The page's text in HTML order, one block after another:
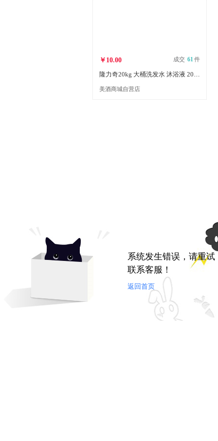
￥10.00 成交 61件
隆力奇20kg 大桶洗发水 沐浴液 20L/桶
美酒商城自营店
系统发生错误，请重
联系客服！
返回首页